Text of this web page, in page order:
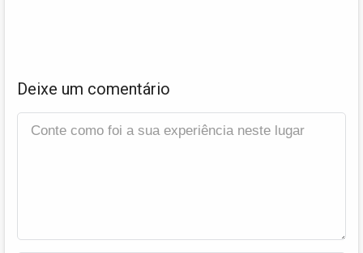
Deixe um comentário